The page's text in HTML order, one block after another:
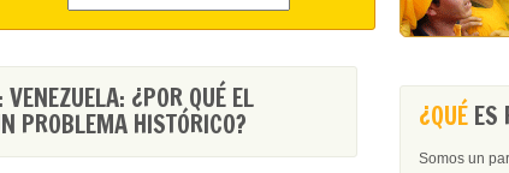
¿POR QUÉ EL
PROBLEMA HISTÓRICO? ¿QUÉ ES
Somos un